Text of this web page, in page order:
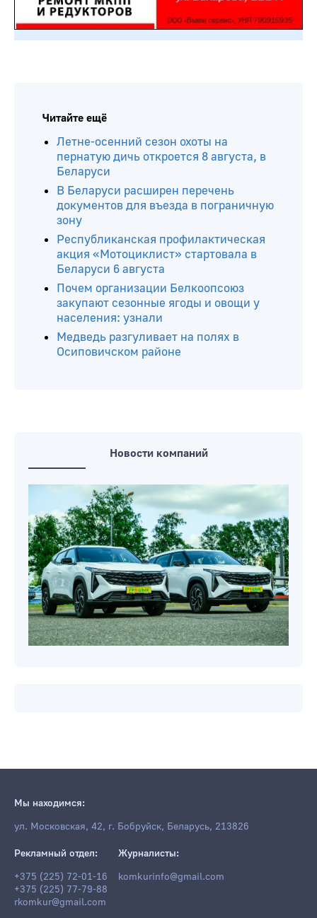
Читайте ещё
Летне-осенний сезон охоты на
пернатую дичь откроется 8 августа, в
Беларуси
В Беларуси расширен перечень
документов для въезда в пограничную
зону
Республиканская профилактическая
акция «Мотоциклист» стартовала в
Беларуси 6 августа
Почем организации Белкоопсоюз
закупают сезонные ягоды и овощи у
населения: узнали
Медведь разгуливает на полях в
Осиповичском районе
Новости компаний
Мы находимся:
ул. Московская, 42, г. Бобруйск, Беларусь, 213826
Рекламный отдел:
+375 (225) 72-01-16
+375 (225) 77-79-88
rkomkur@gmail.com
Журналисты:
komkurinfo@gmail.com